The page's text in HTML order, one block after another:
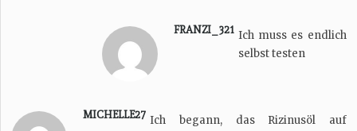
FRANZI_321 Ich muss es endlich
selbst testen
MICHELLE27 Ich begann, das Rizinusöl auf